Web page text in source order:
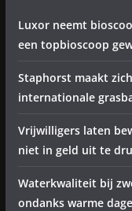
Luxor neemt
een topbioscoop
Staphorst maakt
internationale
Vrijwilligers laten
niet in geld uit te
Waterkwaliteit bij
ondanks warme